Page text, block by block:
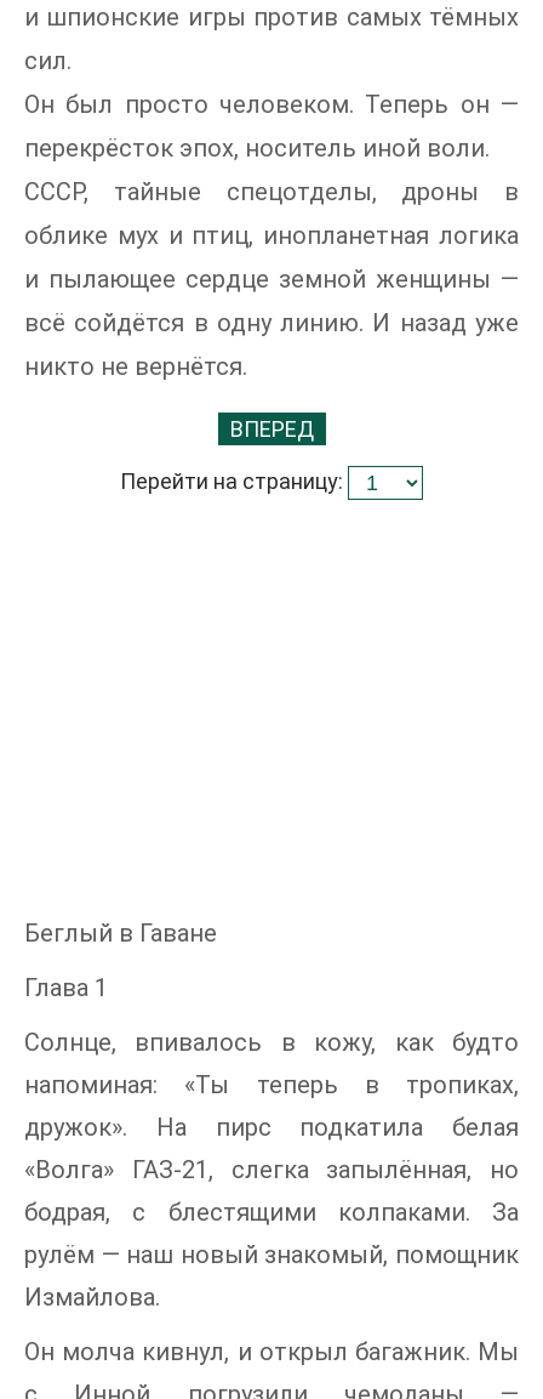
и шпионские игры против самых тёмных
сил.
Он был просто человеком. Теперь он —
перекрёсток эпох, носитель иной воли.
СССР, тайные спецотделы, дроны в
облике мух и птиц, инопланетная логика
и пылающее сердце земной женщины —
всё сойдётся в одну линию. И назад уже
никто не вернётся.
ВПЕРЕД
Перейти на страницу:
Беглый в Гаване
Глава 1
Солнце, впивалось в кожу, как будто
напоминая: «Ты теперь в тропиках,
дружок». На пирс подкатила белая
«Волга» ГАЗ-21, слегка запылённая, но
бодрая, с блестящими колпаками. За
рулём — наш новый знакомый, помощник
Измайлова.
Он молча кивнул, и открыл багажник. Мы